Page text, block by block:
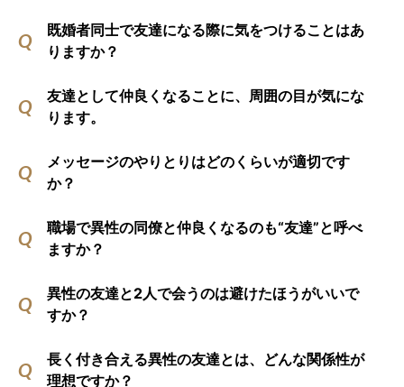
既婚者同士で友達になる際に気をつけることはあ
りますか？
友達として仲良くなることに、周囲の目が気にな
ります。
メッセージのやりとりはどのくらいが適切です
か？
職場で異性の同僚と仲良くなるのも“友達”と呼べ
ますか？
異性の友達と2人で会うのは避けたほうがいいで
すか？
長く付き合える異性の友達とは、どんな関係性が
理想ですか？